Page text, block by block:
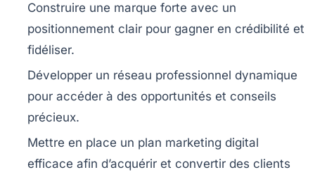
Construire une marque forte avec un
positionnement clair pour gagner en crédibilité et
fidéliser.
Développer un réseau professionnel dynamique
pour accéder à des opportunités et conseils
précieux.
Mettre en place un plan marketing digital
efficace afin d’acquérir et convertir des clients